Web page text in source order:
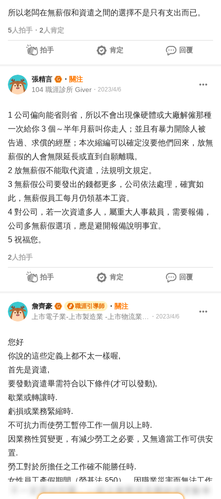
所以老闆在無薪假和資遣之間的選擇不是只有支出而已。
5人拍手 ・ 2 人肯定
拍手 肯定 回覆
張精言 ・ 關注
104 職涯診所 Giver ・ 2023/4/6
1 公司偏向能省則省，所以不會出現像硬體或大廠解僱那種
一次給你 3 個～半年月薪叫你走人；並且有暴力開除人被
告過、求償的經歷；本次縮編可以確定沒要他們回來，放無
薪假的人會無限延長或直到自願離職。
2 放無薪假不能取代資遣，法規明文規定。
3 無薪假公司要發出的錢都更多，公司依法處理，確實如
此，無薪假員工每月仍領基本工資。
4 對公司，若一次資遣多人，屬重大人事裁員，需要報備，
公司多無薪假選項，應是避開報備說明事宜。
5 祝福您。
2 人拍手
拍手 肯定 回覆
詹齊豪 職涯引導師 ・ 關注
・ 2023/4/6
您好
你說的這些定義上都不太一樣喔,
首先是資遣,
要發動資遣畢需符合以下條件(才可以發動),
歇業或轉讓時.
虧損或業務緊縮時.
不可抗力而使勞工暫停工作一個月以上時.
因業務性質變更，有減少勞工之必要，又無適當工作可供安
置.
勞工對於所擔任之工作確不能勝任時.
女性員工產假期間（勞基法 §50）、因職業災害而無法工作
時（勞基法§59）,原則上不能資遣員工,除非雇主是因天